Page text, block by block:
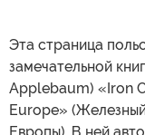
Эта страница
замечательной
Applebaum) «Iron
Europe»